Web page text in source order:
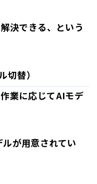
決できる、という
切替）
作業に応じてAIモデ
が用意されてい